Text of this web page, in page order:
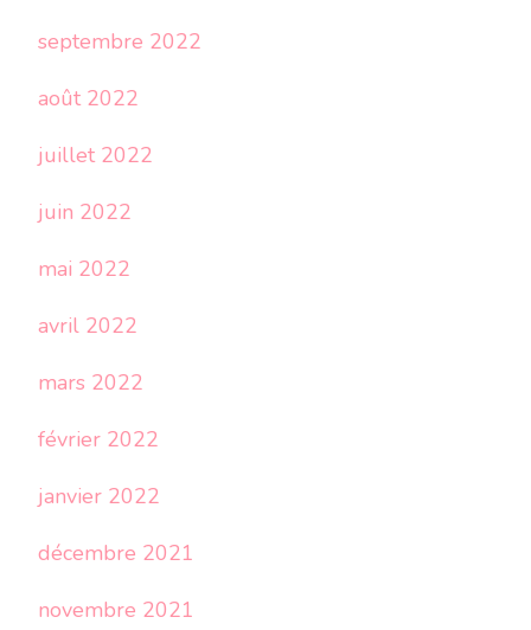
septembre 2022
août 2022
juillet 2022
juin 2022
mai 2022
avril 2022
mars 2022
février 2022
janvier 2022
décembre 2021
novembre 2021